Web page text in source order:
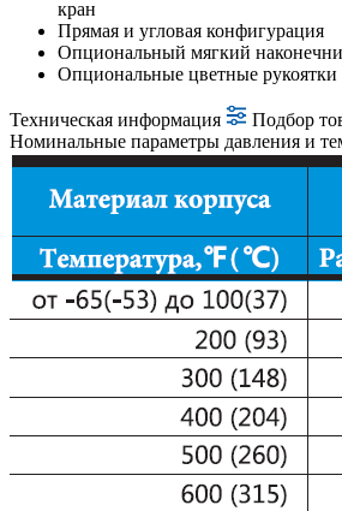
кран
Прямая и угловая конфигурация
Опциональный мягкий
Опциональные цветные рукоятки
Техническая информация Подбор
Номинальные параметры давления и